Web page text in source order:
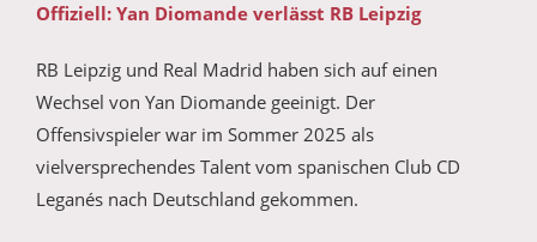
Offiziell: Yan Diomande verlässt RB Leipzig
RB Leipzig und Real Madrid haben sich auf einen
Wechsel von Yan Diomande geeinigt. Der
Offensivspieler war im Sommer 2025 als
vielversprechendes Talent vom spanischen Club CD
Leganés nach Deutschland gekommen.